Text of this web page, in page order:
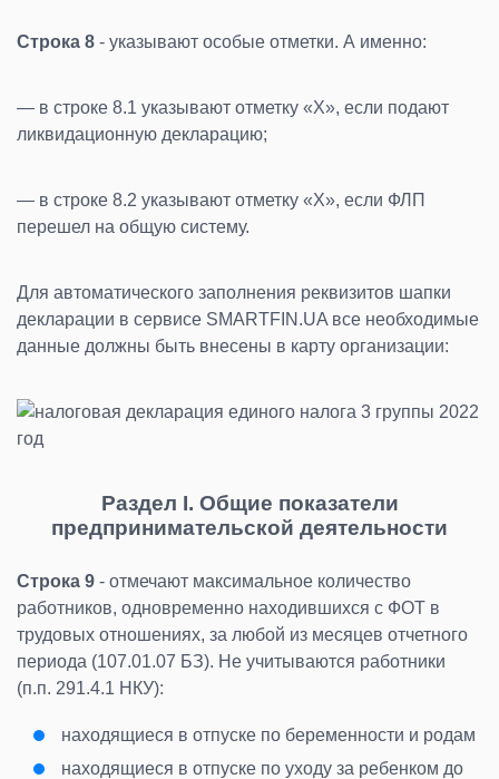
Строка 8 - указывают особые отметки. А именно:
— в строке 8.1 указывают отметку «Х», если подают
ликвидационную декларацию;
— в строке 8.2 указывают отметку «Х», если ФЛП
перешел на общую систему.
Для автоматического заполнения реквизитов шапки
декларации в сервисе SMARTFIN.UA все необходимые
данные должны быть внесены в карту организации:
Раздел I. Общие показатели
предпринимательской деятельности
Строка 9 - отмечают максимальное количество
работников, одновременно находившихся с ФОТ в
трудовых отношениях, за любой из месяцев отчетного
периода (107.01.07 БЗ). Не учитываются работники
(п.п. 291.4.1 НКУ):
находящиеся в отпуске по беременности и родам
находящиеся в отпуске по уходу за ребенком до